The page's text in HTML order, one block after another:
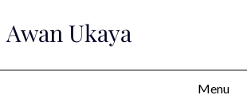
Awan Ukaya
Menu